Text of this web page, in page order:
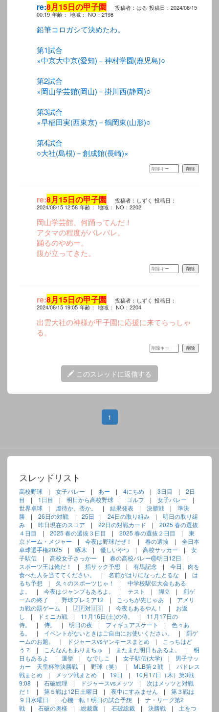
re:8月15日の甲子園 投稿者：はる 投稿日：2024/08/15
00:19 年齢： 地域： NO：2198
鉛筆コロガシて決めたわ。
第1試合
×中京大中京(愛知)－神村学園(鹿児島)○
第2試合
×岡山学芸館(岡山)－掛川西(静岡)○
第3試合
×早稲田実(西東京)－鶴岡東(山形)○
第4試合
○大社(島根)－創成館(長崎)×
re:8月15日の甲子園 投稿者：しずく 投稿日：
2024/08/15 12:58 年齢： 地域： NO：2202
岡山学芸館、何踊ってんだ！
アタマの程度がバレバレ。
踊るのやめー。
腹が立ってきた。
re:8月15日の甲子園 投稿者：しずく 投稿日：
2024/08/15 19:05 年齢： 地域： NO：2204
出雲大社の神様が甲子園に応援に来てらっしゃ
る。
このスレッドに返信する
1
スレッドリスト
高校野球 | 女子バレー | あー | 4にちめ | 3日目 | 2日
目
| 1日目 | 明日から高校野球 | ゴルフ | 女子バレー |
世界卓球 | 虐待か、否か。 | 結果発表 | 決勝戦 | 準決
勝 | 26日の対戦 | 25日 | 24日の取り組み | 明日の取り組
み | 昨日現在のスコア | 22日の対戦カード | 2025 春の選抜
４日目
| 2025 春の選抜３日目 | 2025 春の選抜２日目 | 東
京ドーム・メジャー | 今夜は野球だぜ！ | 春の選抜 | 全日本
卓球選手権2025 | 啄木 | 優しいやつ | 高校サッカー | 女
子駅伝 | 高校女子さっかー | 春の高校バレー🏐明日12日
|
スポーツ王は俺だ！
| 指サック予想 | 有馬記念 | 今日、肉を
食べた人を当ててください。
| 名前がはりになったとるな | は
るち予想 | 久々のスポーツじゃ！ | 中学校駅伝大会もある
よ。
| 今夜はジャンプもあるよ。 | テスト | 脚立 | 罰ゲ
ームの終了
| 野球プレミア12 | こっちが先じゃあ | アメリ
カ戦の罰ゲーム | 🇯🇵対🇺🇸 | 今夜もあるやん！ | お返
し
| ドミニカ戦 | 11月16日(土)の侍。 | 11月17日の
侍。
| 侍。 | 明日の夜 | フィギュアスケート | 色々あ
る。
| イベントがないときはご自由にお使いください。 | 罰ゲ
ームのお題。
| ドジャースvsヤンキースまとめ |
こっちはど
う？
| こんなんもありまちゅ | またまた明日もあるよ。 | 明
日もあるよ
| 選挙 | なでしこ | 女子駅伝(大学) | 男子サッ
カー 天皇杯準決勝戦 | 野球（笑） | MLB第２戦 | パドレス
戦まとめ | メッツ戦まとめ | 19日 | 10月17日（木）第3戦
9:08 | 石破総理 | ドジャースvsメッツ | 次はメッツと対戦
だ！
| 第５戦は12日土曜日 | 夜中にすみません | 第３戦は
９日水曜日
| 心機一転！明日の試合予想 | ナ・リーグ第2
戦 | 石破の奥様 | 総裁選 | 石破総裁 | 決勝戦 | 土をつ